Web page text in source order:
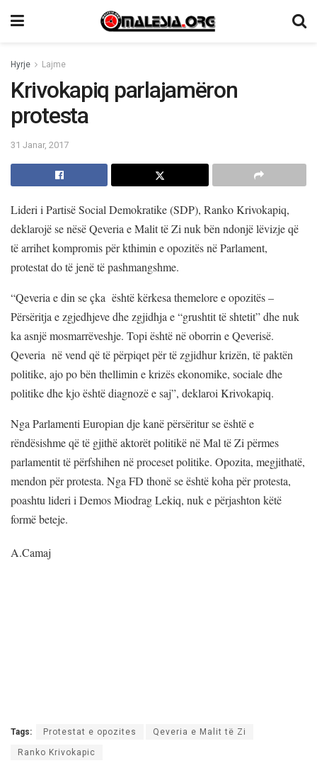
Hyrje Lajme
Krivokapiq parlajamëron
protesta
31 Janar, 2017
Lideri i Partisë Social Demokratike (SDP), Ranko Krivokapiq,
deklarojë se nësë Qeveria e Malit të Zi nuk bën ndonjë lëvizje që
të arrihet kompromis për kthimin e opozitës në Parlament,
protestat do të jenë të pashmangshme.
“Qeveria e din se çka është kërkesa themelore e opozitës –
Përsëritja e zgjedhjeve dhe zgjidhja e “grushtit të shtetit” dhe nuk
ka asnjë mosmarrëveshje. Topi është në oborrin e Qeverisë.
Qeveria në vend që të përpiqet për të zgjidhur krizën, të paktën
politike, ajo po bën thellimin e krizës ekonomike, sociale dhe
politike dhe kjo është diagnozë e saj”, deklaroi Krivokapiq.
Nga Parlamenti Europian dje kanë përsëritur se është e
rëndësishme që të gjithë aktorët politikë në Mal të Zi përmes
parlamentit të përfshihen në proceset politike. Opozita, megjithatë,
mendon për protesta. Nga FD thonë se është koha për protesta,
poashtu lideri i Demos Miodrag Lekiq, nuk e përjashton këtë
formë beteje.
A.Camaj
Tags: Protestat e opozites Qeveria e Malit të Zi
Ranko Krivokapic